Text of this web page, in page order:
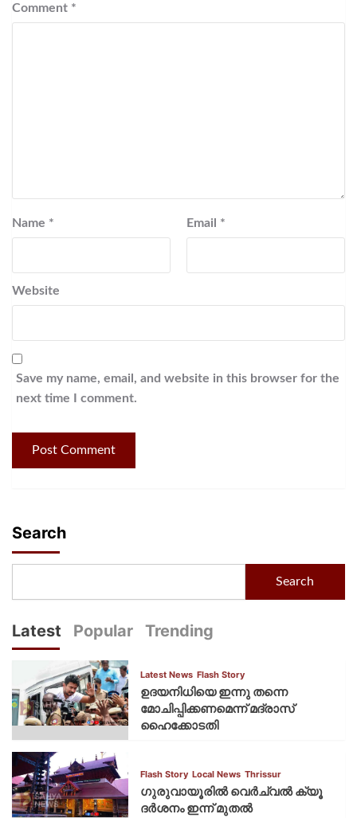
Comment *
Name * Email *
Website
Save my name, email, and website in this browser for the
next time I comment.
Search
Search
Latest Popular Trending
Latest News Flash Story
ഉദയനിധിയെ ഇന്നു തന്നെ
മോചിപ്പിക്കണമെന്ന് മദ്രാസ്
ഹൈക്കോടതി
Flash Story Local News Thrissur
ഗുരുവായൂരില്‍ വെര്‍ച്വല്‍ ക്യൂ
ദര്‍ശനം ഇന്ന് മുതല്‍